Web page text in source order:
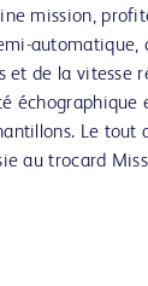
mission,
automatique,
et de la vitesse
échographique
Le tout
au trocard